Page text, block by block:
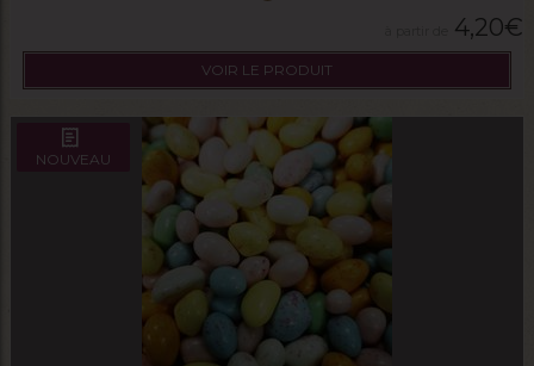
4,20€
VOIR LE PRODUIT
NOUVEAU